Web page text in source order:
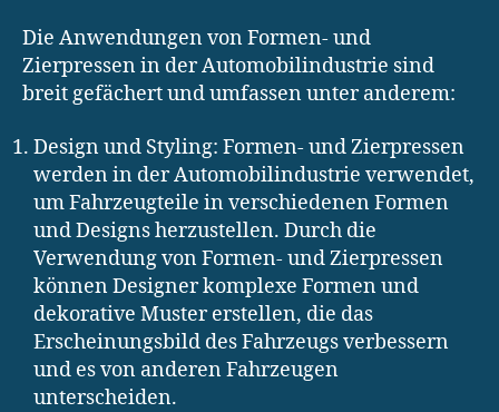
Die Anwendungen von Formen- und
Zierpressen in der Automobilindustrie sind
breit gefächert und umfassen unter anderem:
Design und Styling: Formen- und Zierpressen
werden in der Automobilindustrie verwendet,
um Fahrzeugteile in verschiedenen Formen
und Designs herzustellen. Durch die
Verwendung von Formen- und Zierpressen
können Designer komplexe Formen und
dekorative Muster erstellen, die das
Erscheinungsbild des Fahrzeugs verbessern
und es von anderen Fahrzeugen
unterscheiden.